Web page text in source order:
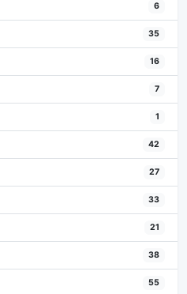
6
35
16
7
1
42
27
33
21
38
55